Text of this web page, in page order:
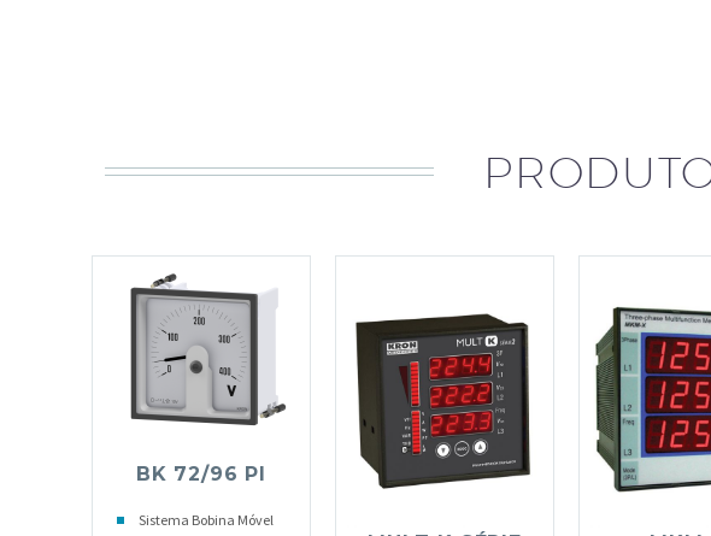
BK 72/96 PI
Sistema Bobina Móvel